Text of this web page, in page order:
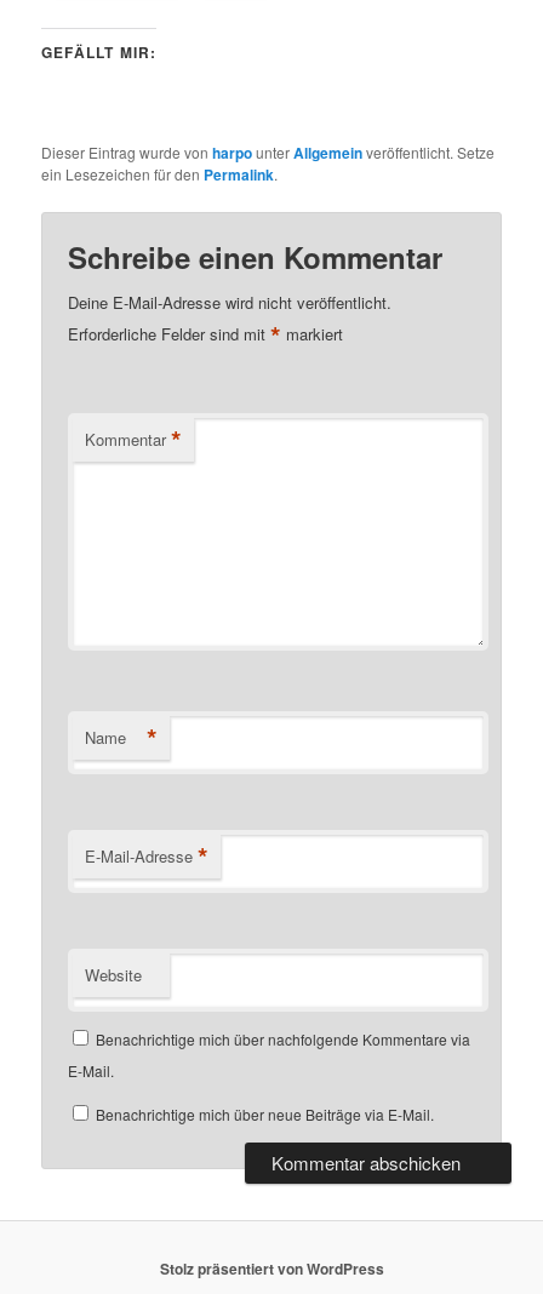
GEFÄLLT MIR:
Dieser Eintrag wurde vonharpounterAllgemeinveröffentlicht. Setze
ein Lesezeichen für den Permalink.
Schreibe einen Kommentar
Deine E-Mail-Adresse wird nicht veröffentlicht.
Erforderliche Felder sind mit* markiert
Kommentar *
Name *
E-Mail-Adresse *
Website
Benachrichtige mich über nachfolgende Kommentare via
E-Mail.
Benachrichtige mich über neue Beiträge via E-Mail.
Stolz präsentiert von WordPress